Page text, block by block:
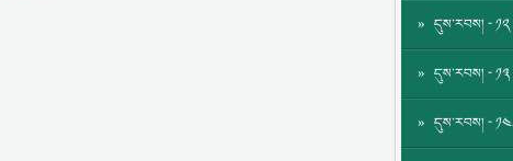
དུས་རབས། - ༡༢
དུས་རབས། - ༡༣
དུས་རབས། - ༡༤